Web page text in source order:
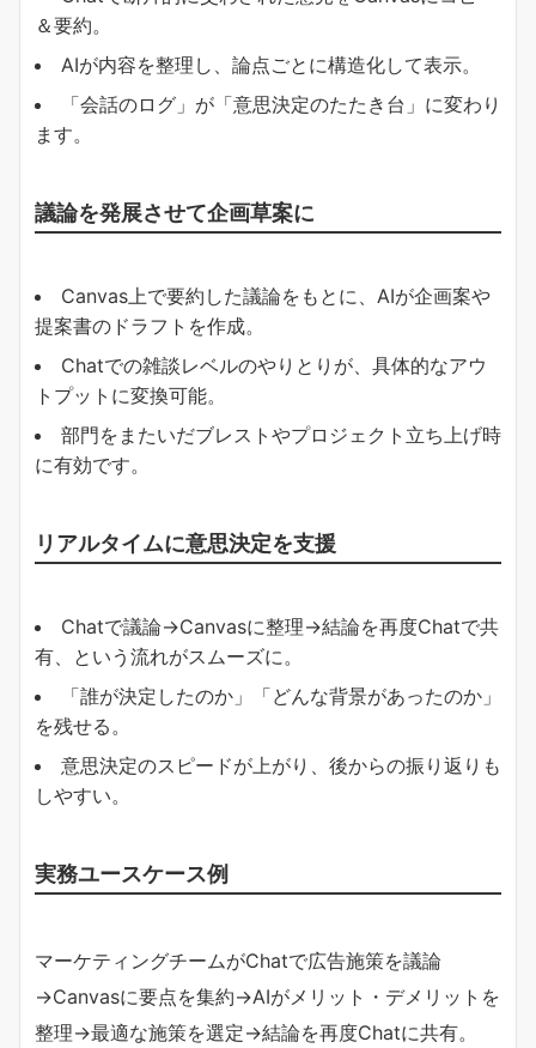
＆要約。
AIが内容を整理し、論点ごとに構造化して表示。
「会話のログ」が「意思決定のたたき台」に変わり
ます。
議論を発展させて企画草案に
Canvas上で要約した議論をもとに、AIが企画案や
提案書のドラフトを作成。
Chatでの雑談レベルのやりとりが、具体的なアウ
トプットに変換可能。
部門をまたいだブレストやプロジェクト立ち上げ時
に有効です。
リアルタイムに意思決定を支援
Chatで議論→Canvasに整理→結論を再度Chatで共
有、という流れがスムーズに。
「誰が決定したのか」「どんな背景があったのか」
を残せる。
意思決定のスピードが上がり、後からの振り返りも
しやすい。
実務ユースケース例
マーケティングチームがChatで広告施策を議論
→Canvasに要点を集約→AIがメリット・デメリットを
整理→最適な施策を選定→結論を再度Chatに共有。